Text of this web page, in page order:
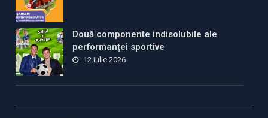
Două componente indisolubile ale
performanței sportive
12 iulie 2026